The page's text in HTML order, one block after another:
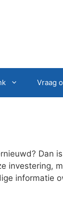
Vraag
Dan
investering,
informatie